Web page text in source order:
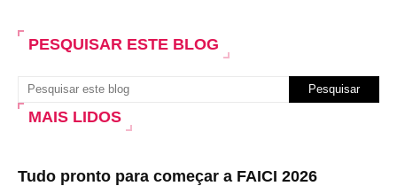
PESQUISAR ESTE BLOG
MAIS LIDOS
Tudo pronto para começar a FAICI 2026